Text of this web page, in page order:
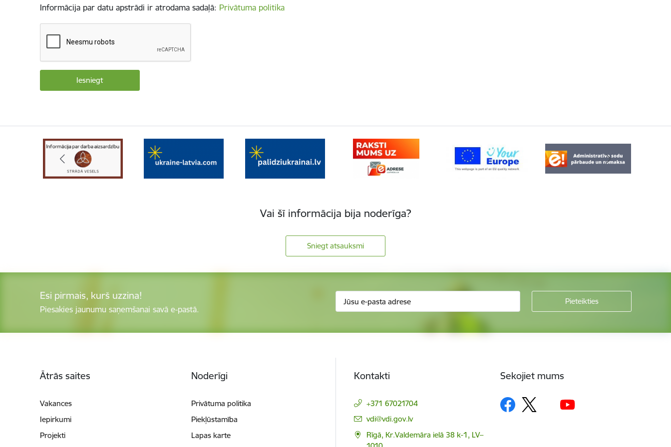
Informācija par datu apstrādi ir atrodama sadaļā: Privātuma politika
Vai šī informācija bija noderīga?
Sniegt atsauksmi
Esi pirmais, kurš uzzina!
Piesakies jaunumu saņemšanai savā e-pastā.
Ātrās saites
Vakances
Iepirkumi
Projekti
Noderīgi
Privātuma politika
Piekļūstamība
Lapas karte
Kontakti
+371 67021704
E-pasts:
vdi@vdi.gov.lv
Rīgā, Kr.Valdemāra ielā 38 k-1, LV–
Sekojiet mums